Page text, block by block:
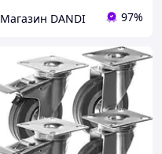
Магазин DANDI 97%